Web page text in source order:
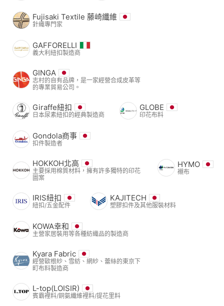
Fujisaki Textile 藤崎纖維
針織專門家
GAFFORELLI
義大利紐扣製造商
GINGA
志村的自有品牌，是一家經營合成皮革等
的專業貿易公司。
Giraffe紐扣
日本尿素紐扣的經典製造商
GLOBE
印花布料
Gondola商事
扣件製造者
HOKKOH北高
主要採用棉質材料，擁有許多獨特的印花
圖案
HYMO
襯布
IRIS紐扣
紐扣/五金配件
KAJITECH
塑膠扣件及其他服裝材料
KOWA幸和
主營家居裝用等各種紡織品的製造商
Kyara Fabric
經營歐根紗、雪紡、網紗、蕾絲的東京下
町布料製造商
L-top(LOISIR)
賓霸裡料/銅氨纖維裡料/提花里料